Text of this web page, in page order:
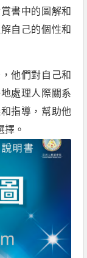
書中的圖解和
自己的個性和
他們對自己和
處理人際關系
指導，幫助他
擇。